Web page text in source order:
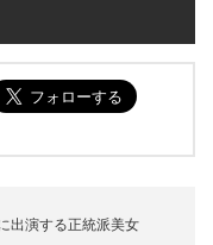
出演する正統派美女